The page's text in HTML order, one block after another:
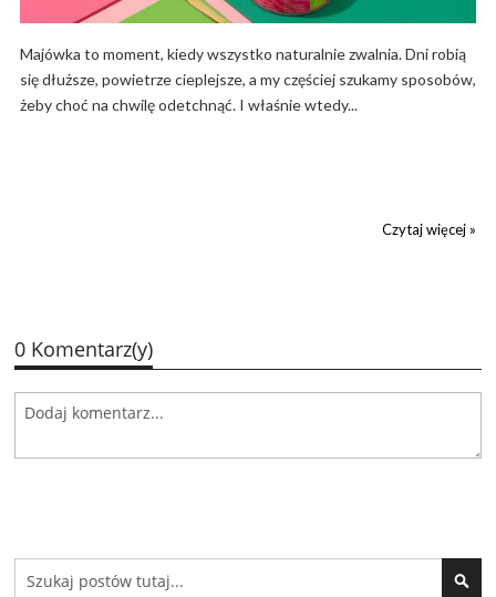
Majówka to moment, kiedy wszystko naturalnie zwalnia. Dni robią
się dłuższe, powietrze cieplejsze, a my częściej szukamy sposobów,
żeby choć na chwilę odetchnąć. I właśnie wtedy...
Czytaj więcej »
0 Komentarz(y)